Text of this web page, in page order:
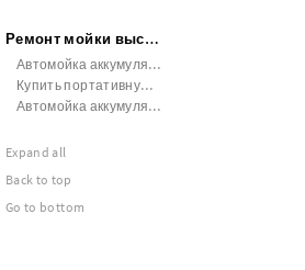
Ремонт мойки высокого давления на аккумуляторе
Автомойка аккумуляторная высокого давления видео обзор
Купить портативную мойку на аккумуляторе
Автомойка аккумуляторная высокого давления yofidra
Expand all
Back to top
Go to bottom